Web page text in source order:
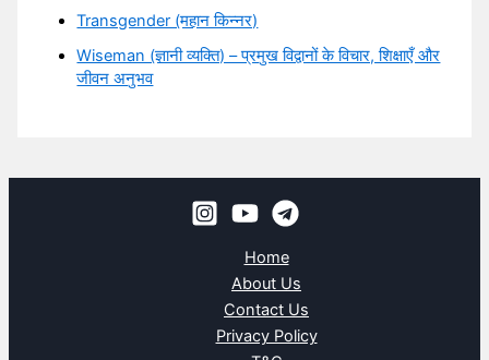
Transgender (महान किन्नर)
Wiseman (ज्ञानी व्यक्ति) – प्रमुख विद्वानों के विचार, शिक्षाएँ और
जीवन अनुभव
Home
About Us
Contact Us
Privacy Policy